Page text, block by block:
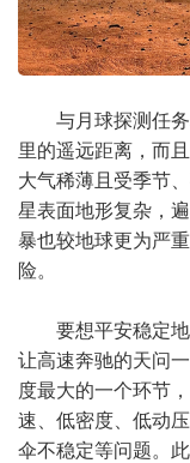
与月球探测任
里的遥远距离，而
大气稀薄且受季节
星表面地形复杂，
暴也较地球更为严
险。
要想平安稳定
让高速奔驰的天问
度最大的一个环节
速、低密度、低动
伞不稳定等问题。